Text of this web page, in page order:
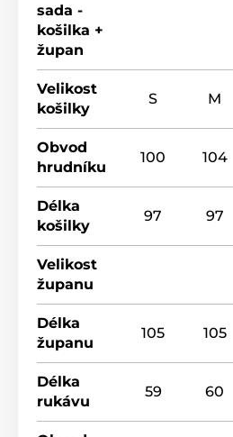
sada -
košilka +
župan
Velikost
košilky
S M
Obvod
hrudníku
100 104
Délka
košilky
97 97
Velikost
županu
Délka
županu
105 105
Délka
rukávu
59 60